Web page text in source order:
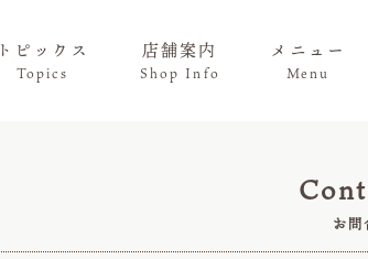
トピックス
Topics
店舗案内
Shop Info
メニュー
Menu
お問